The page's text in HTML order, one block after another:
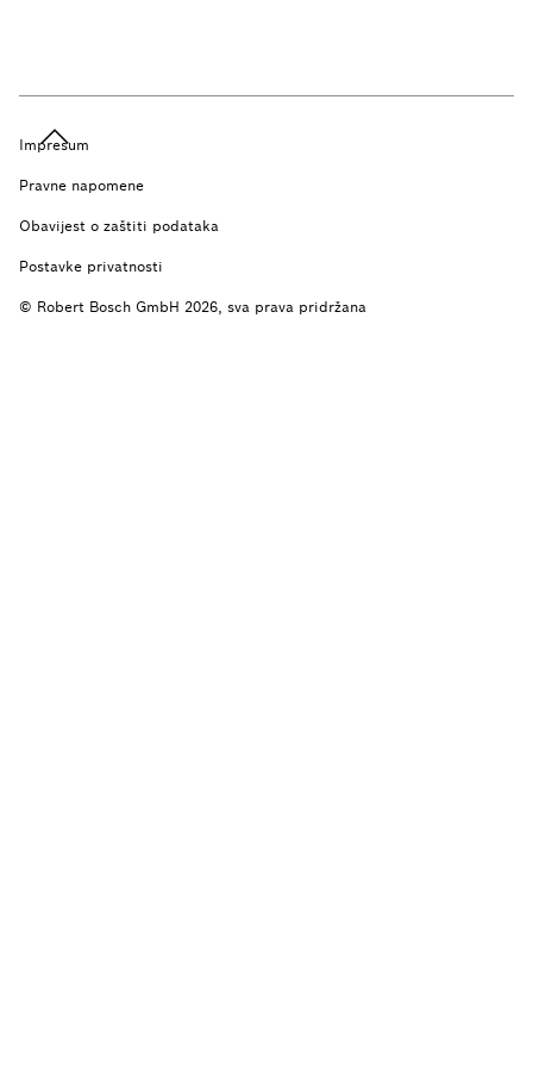
Impresum
Pravne napomene
Obavijest o zaštiti podataka
Postavke privatnosti
© Robert Bosch GmbH 2026, sva prava pridržana